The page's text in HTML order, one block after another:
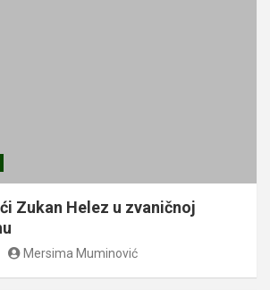
Zukan Helez u zvaničnoj
Mersima Muminović